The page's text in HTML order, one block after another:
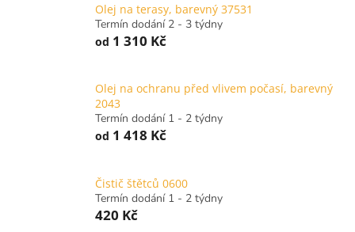
Olej na terasy, barevný 37531
Termín dodání 2 - 3 týdny
od 1 310 Kč
Olej na ochranu před vlivem počasí, barevný
2043
Termín dodání 1 - 2 týdny
od 1 418 Kč
Čistič štětců 0600
Termín dodání 1 - 2 týdny
420 Kč